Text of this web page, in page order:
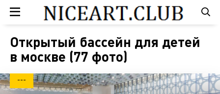
Открытый бассейн для детей
в москве (77 фото)
---